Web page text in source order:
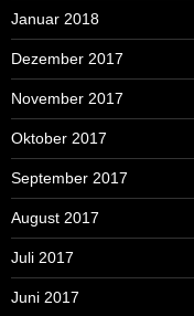
Januar 2018
Dezember 2017
November 2017
Oktober 2017
September 2017
August 2017
Juli 2017
Juni 2017